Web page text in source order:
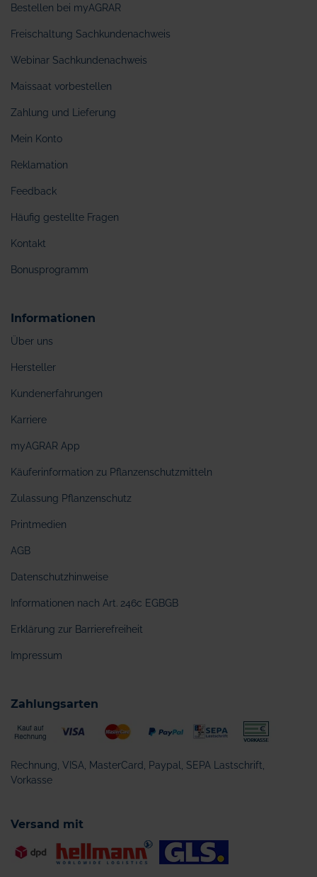
Bestellen bei myAGRAR
Freischaltung Sachkundenachweis
Webinar Sachkundenachweis
Maissaat vorbestellen
Zahlung und Lieferung
Mein Konto
Reklamation
Feedback
Häufig gestellte Fragen
Kontakt
Bonusprogramm
Informationen
Über uns
Hersteller
Kundenerfahrungen
Karriere
myAGRAR App
Käuferinformation zu Pflanzenschutzmitteln
Zulassung Pflanzenschutz
Printmedien
AGB
Datenschutzhinweise
Informationen nach Art. 246c EGBGB
Erklärung zur Barrierefreiheit
Impressum
Zahlungsarten
Rechnung, VISA, MasterCard, Paypal, SEPA Lastschrift,
Vorkasse
Versand mit